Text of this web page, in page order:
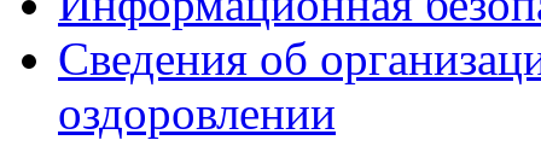
Сведения об
оздоровлении